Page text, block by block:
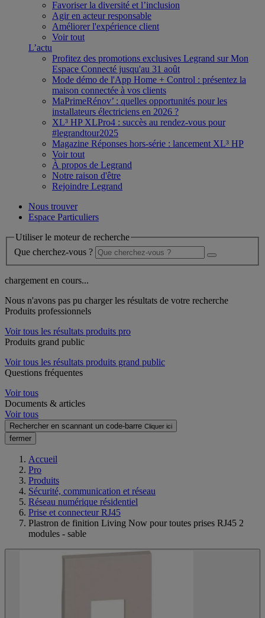
Favoriser la diversité et l’inclusion
Agir en acteur responsable
Améliorer l'expérience client
Voir tout
L’actu
Profitez des promotions exclusives Legrand sur Mon
Espace Connecté jusqu'au 31 août
Mode démo de l'App Home + Control : présentez la
maison connectée à vos clients
MaPrimeRénov’ : quelles opportunités pour les
installateurs électriciens en 2026 ?
XL³ HP XLPro4 : succès au rendez-vous pour
#legrandtour2025
Magazine Réponses hors-série : lancement XL³ HP
Voir tout
À propos de Legrand
Notre raison d'être
Rejoindre Legrand
Nous trouver
Espace Particuliers
Utiliser le moteur de recherche
Que cherchez-vous ?
chargement en cours...
Nous n'avons pas pu charger les résultats de votre recherche
Produits professionnels
Voir tous les résultats produits pro
Produits grand public
Voir tous les résultats produits grand public
Questions fréquentes
Voir tous
Documents & articles
Voir tous
Rechercher en scannant un code-barre Cliquer ici
fermer
Accueil
Pro
Produits
Sécurité, communication et réseau
Réseau numérique résidentiel
Prise et connecteur RJ45
Plastron de finition Living Now pour toutes prises RJ45 2
modules - sable